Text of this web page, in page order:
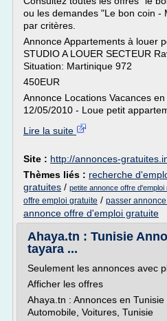
ou les demandes "Le bon coin -
par critères.
Annonce Appartements à louer
STUDIO A LOUER SECTEUR
Situation: Martinique 972
450EUR
Annonce Locations Vacances
12/05/2010 - Loue petit
Lire la suite
Site : http://annonces-
Thèmes liés : recherche
gratuites / petite annonce offre d'emploi
offre emploi gratuite / passer
annonce offre d'emploi gratuite
Ahaya.tn : Tunisie
tayara ...
Seulement les annonces avec
Afficher les offres
Ahaya.tn : Annonces en
Automobile, Voitures, Tunisie